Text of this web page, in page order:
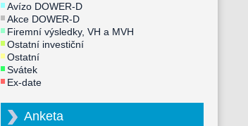
Avízo DOWER-D
Akce DOWER-D
Firemní výsledky, VH a MVH
Ostatní investiční
Ostatní
Svátek
Ex-date
Anketa